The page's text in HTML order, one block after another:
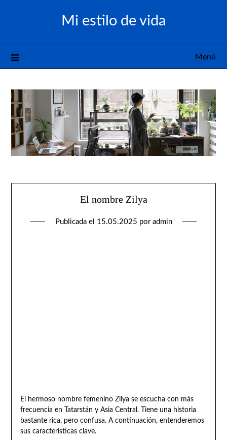
Mi estilo de vida
Menú
El nombre Zilya
Publicada el 15.05.2025 por admin
El hermoso nombre femenino Zilya se escucha con más
frecuencia en Tatarstán y Asia Central. Tiene una historia
bastante rica, pero confusa. A continuación, entenderemos
sus características clave.